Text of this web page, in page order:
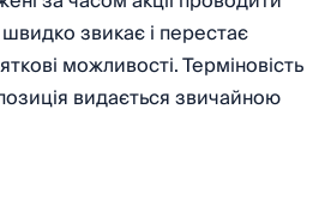
звикає і перестає
можливості. Терміновість
видається звичайною